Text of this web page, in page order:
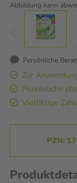
Abbildung kann
Persönliche
Zur
Persönliche
Vielfältige
PZN: